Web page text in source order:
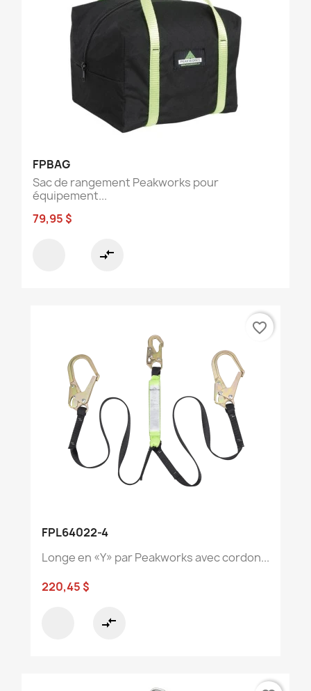
FPBAG
Sac de rangement Peakworks pour
équipement...
79,95 $
compare_arrows
FPL64022-4
Longe en «Y» par Peakworks avec cordon...
220,45 $
compare_arrows
favorite_border